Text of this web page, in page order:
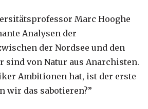
Marc Hooghe
Analysen der
der Nordsee und den
sind von Natur aus Anarchisten.
Ambitionen hat, ist der erste
wir das sabotieren?”